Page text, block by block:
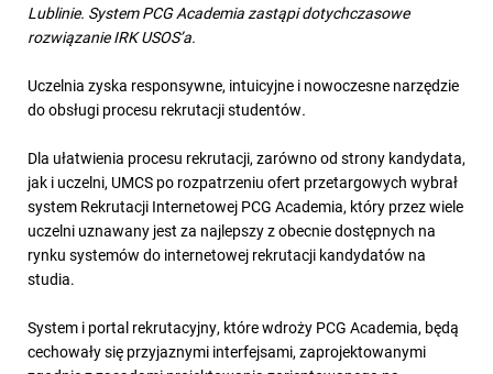
Lublinie. System PCG Academia zastąpi dotychczasowe
rozwiązanie IRK USOS’a.
Uczelnia zyska responsywne, intuicyjne i nowoczesne narzędzie
do obsługi procesu rekrutacji studentów.
Dla ułatwienia procesu rekrutacji, zarówno od strony kandydata,
jak i uczelni, UMCS po rozpatrzeniu ofert przetargowych wybrał
system Rekrutacji Internetowej PCG Academia, który przez wiele
uczelni uznawany jest za najlepszy z obecnie dostępnych na
rynku systemów do internetowej rekrutacji kandydatów na
studia.
System i portal rekrutacyjny, które wdroży PCG Academia, będą
cechowały się przyjaznymi interfejsami, zaprojektowanymi